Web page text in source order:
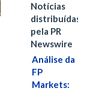
Notícias
distribuídas
pela PR
Newswire
Análise da
FP
Markets: